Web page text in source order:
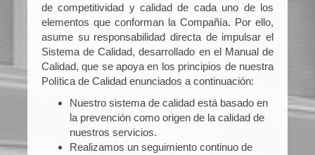
de competitividad y calidad de cada uno de los
elementos que conforman la Compañía. Por ello,
asume su responsabilidad directa de impulsar el
Sistema de Calidad, desarrollado en el Manual de
Calidad, que se apoya en los principios de nuestra
Política de Calidad enunciados a continuación:
Nuestro sistema de calidad está basado en
la prevención como origen de la calidad de
nuestros servicios.
Realizamos un seguimiento continuo de